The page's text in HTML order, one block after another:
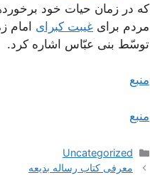
که در زمان حیات خود
مردم برای غیبت کبرای امام
توسّط بنی عبّاس اشاره کرد.
منبع
منبع
دسته‌ها
Uncategorized
معرفی کتاب رساله بدیعه